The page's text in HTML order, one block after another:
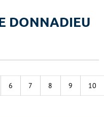
DONNADIEU
6 7 8 9 10